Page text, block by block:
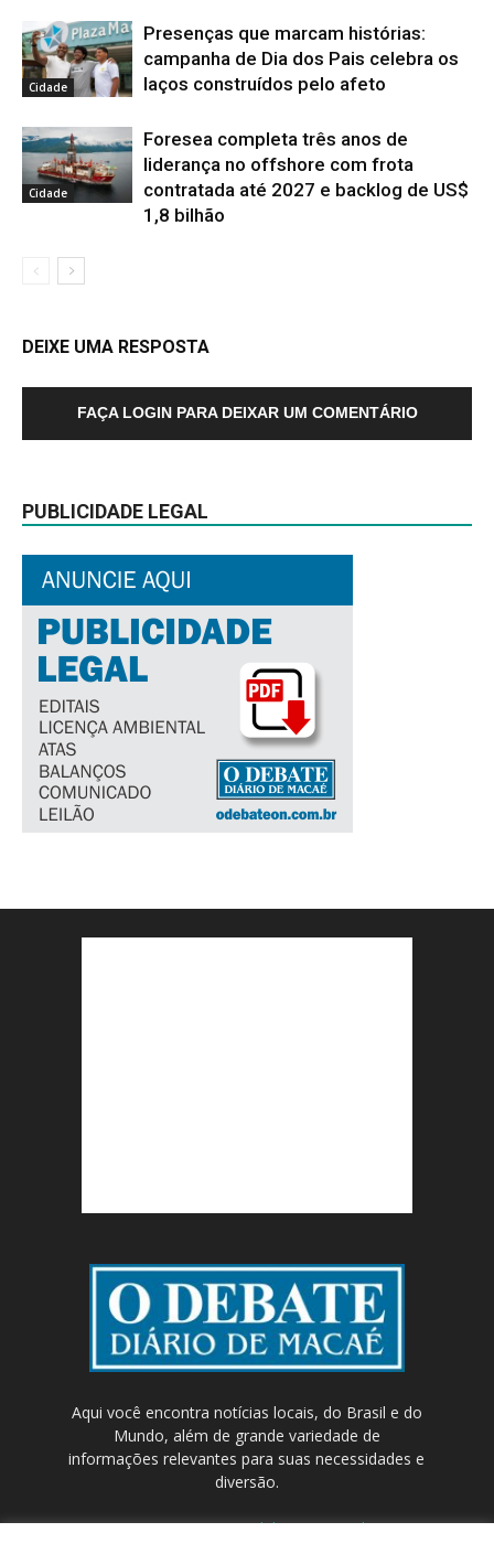
Cidade
Presenças que marcam histórias:
campanha de Dia dos Pais celebra os
laços construídos pelo afeto
Cidade
Foresea completa três anos de
liderança no offshore com frota
contratada até 2027 e backlog de US$
1,8 bilhão
DEIXE UMA RESPOSTA
FAÇA LOGIN PARA DEIXAR UM COMENTÁRIO
PUBLICIDADE LEGAL
Aqui você encontra notícias locais, do Brasil e do
Mundo, além de grande variedade de
informações relevantes para suas necessidades e
diversão.
Contato:contato@odebateon.com.br /